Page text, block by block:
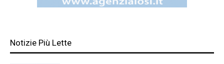
Notizie Più Lette